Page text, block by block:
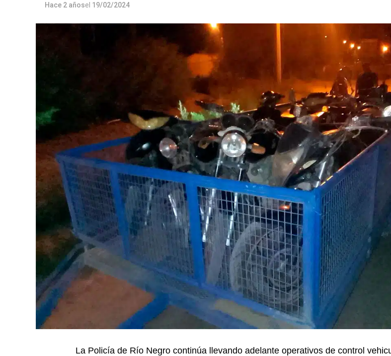
Hace 2 añosel 19/02/2024
La Policía de Río Negro continúa llevando adelante operativos de control